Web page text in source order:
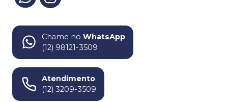
Chame no WhatsApp
(12) 98121-3509
Atendimento
(12) 3209-3509